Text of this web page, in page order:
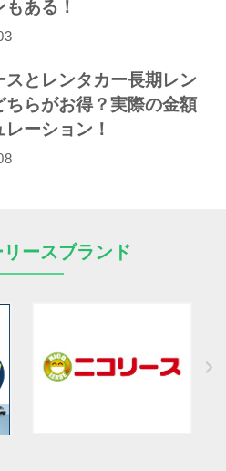
ある！
スとレンタカー長期レン
ちらがお得？実際の金額
レーション！
ースブランド